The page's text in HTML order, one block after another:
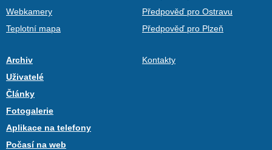
Webkamery
Teplotní mapa
Předpověď pro Ostravu
Předpověď pro Plzeň
Archiv
Uživatelé
Články
Fotogalerie
Aplikace na telefony
Počasí na web
Kontakty